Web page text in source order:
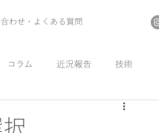
わせ・よくある質問
コラム 近況報告 技術